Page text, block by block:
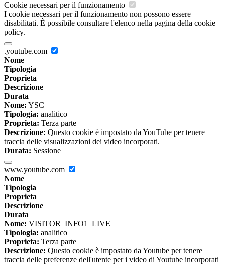
Cookie necessari per il funzionamento
I cookie necessari per il funzionamento non possono essere
disabilitati. È possibile consultare l'elenco nella pagina della cookie
policy.
.youtube.com
Nome
Tipologia
Proprieta
Descrizione
Durata
Nome: YSC
Tipologia: analitico
Proprieta: Terza parte
Descrizione: Questo cookie è impostato da YouTube per tenere
traccia delle visualizzazioni dei video incorporati.
Durata: Sessione
www.youtube.com
Nome
Tipologia
Proprieta
Descrizione
Durata
Nome: VISITOR_INFO1_LIVE
Tipologia: analitico
Proprieta: Terza parte
Descrizione: Questo cookie è impostato da Youtube per tenere
traccia delle preferenze dell'utente per i video di Youtube incorporati